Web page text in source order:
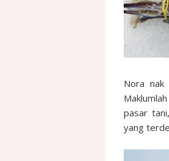
Nora nak
pasar
yang